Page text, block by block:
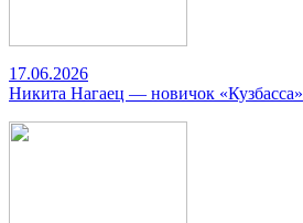
17.06.2026
Никита Нагаец — новичок «Кузбасса»